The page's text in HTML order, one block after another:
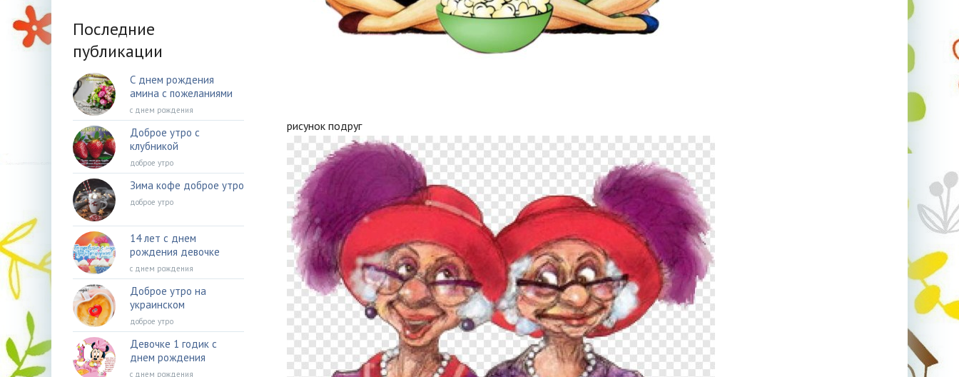
рисунок подруг
Последние
публикации
С днем рождения
амина с пожеланиями
с днем рождения
Доброе утро с
клубникой
доброе утро
Зима кофе доброе утро
доброе утро
14 лет с днем
рождения девочке
с днем рождения
Доброе утро на
украинском
доброе утро
Девочке 1 годик с
днем рождения
с днем рождения